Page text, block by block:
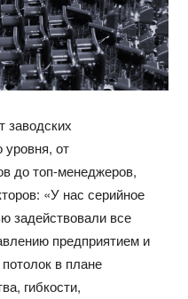
уровня, от
до топ-менеджеров,
«У нас серийное
задействовали все
предприятием и
в плане
гибкости,